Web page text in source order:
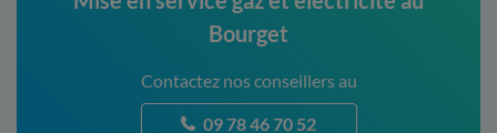
Bourget
Contactez nos conseillers au
09 78 46 70 52